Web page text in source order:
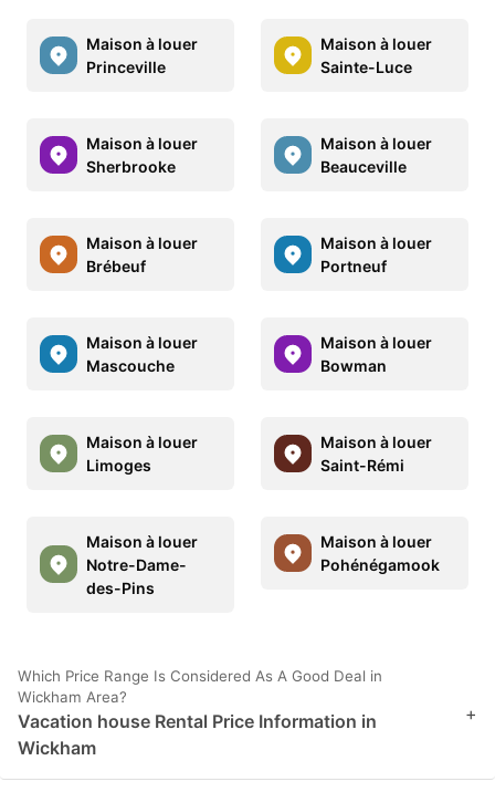
Maison à louer
Princeville
Maison à louer
Sainte-Luce
Maison à louer
Sherbrooke
Maison à louer
Beauceville
Maison à louer
Brébeuf
Maison à louer
Portneuf
Maison à louer
Mascouche
Maison à louer
Bowman
Maison à louer
Limoges
Maison à louer
Saint-Rémi
Maison à louer
Notre-Dame-
des-Pins
Maison à louer
Pohénégamook
Which Price Range Is Considered As A Good Deal in
Wickham Area?
Vacation house Rental Price Information in
Wickham
+